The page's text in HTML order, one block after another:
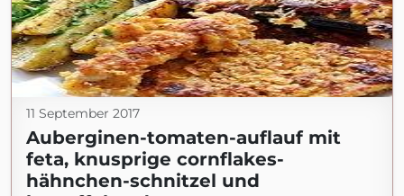
11 September 2017
Auberginen-tomaten-auflauf mit
feta, knusprige cornflakes-
hähnchen-schnitzel und